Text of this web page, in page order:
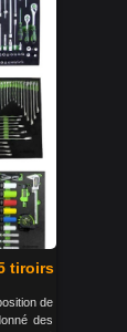
tiroirs
de
des